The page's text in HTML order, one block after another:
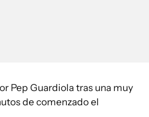
Pep Guardiola tras una muy
de comenzado el